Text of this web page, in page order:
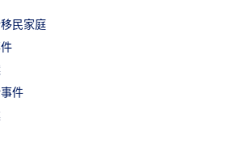
民家庭
件